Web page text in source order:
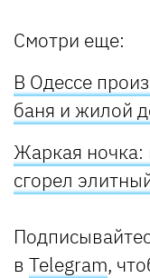
Смотри еще:
В Одессе
баня и жилой
Жаркая ночка:
сгорел
в Telegram,